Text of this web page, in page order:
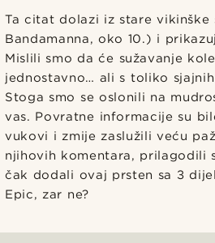
Ta citat dolazi iz stare vikinške
Bandamanna, oko 10.) i
Mislili smo da će sužavanje
jednostavno… ali s toliko
Stoga smo se oslonili na
vas. Povratne informacije su
vukovi i zmije zaslužili veću
njihovih komentara, prilagodili
čak dodali ovaj prsten sa 3
Epic, zar ne?